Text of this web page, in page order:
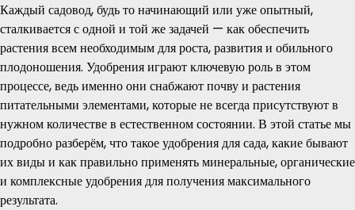
Каждый садовод, будь то начинающий или уже опытный,
сталкивается с одной и той же задачей — как обеспечить
растения всем необходимым для роста, развития и обильного
плодоношения. Удобрения играют ключевую роль в этом
процессе, ведь именно они снабжают почву и растения
питательными элементами, которые не всегда присутствуют в
нужном количестве в естественном состоянии. В этой статье мы
подробно разберём, что такое удобрения для сада, какие бывают
их виды и как правильно применять минеральные, органические
и комплексные удобрения для получения максимального
результата.